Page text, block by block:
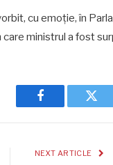
cu emoție, în
ministrul a fost
Facebook
NEXT ARTICLE